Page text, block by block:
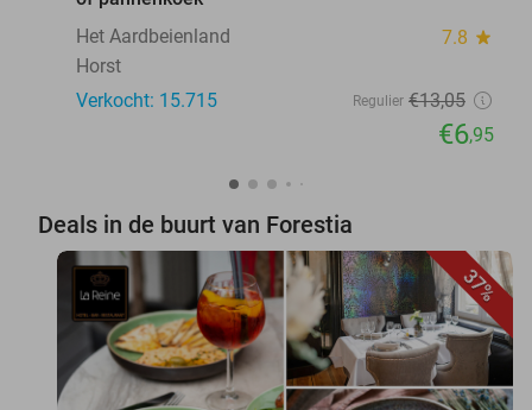
Het Aardbeienland
7.8 star
Horst
Verkocht: 15.715
Regulier €13,05
€6,95
Deals in de buurt van Forestia
37%